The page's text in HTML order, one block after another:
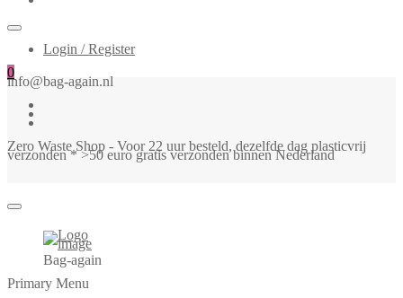
Login / Register
0
info@bag-again.nl
Zero Waste Shop - Voor 22 uur besteld, dezelfde dag plasticvrij
verzonden * >50 euro gratis verzonden binnen Nederland
Bag-again
Primary Menu